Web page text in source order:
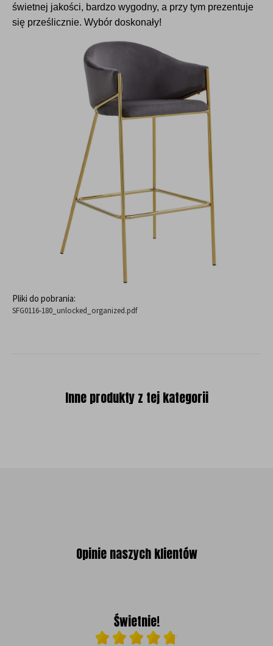
Inne produkty z tej kategorii
świetnej jakości, bardzo wygodny, a przy tym prezentuje
się prześlicznie. Wybór doskonały!
Pliki do pobrania:
SFG0116-180_unlocked_organized.pdf
Opinie naszych klientów
Świetnie!
Ocena średnia 4.8 na 5